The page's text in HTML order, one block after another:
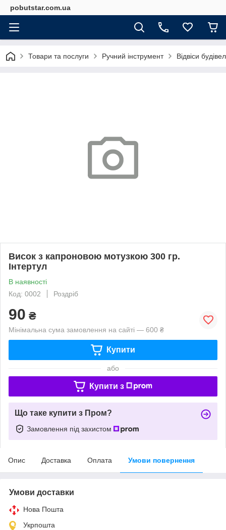
pobutstar.com.ua
Товари та послуги Ручний інструмент Відвіси
Висок з капроновою мотузкою 300 гр.
Інтертул
В наявності
Код: 0002
Роздріб
90 ₴
Мінімальна сума замовлення на сайті — 600 ₴
Купити
або
Купити з
Що таке купити з Пром?
Замовлення під захистом
Опис Доставка Оплата Умови повернення
Умови доставки
Нова Пошта
Укрпошта